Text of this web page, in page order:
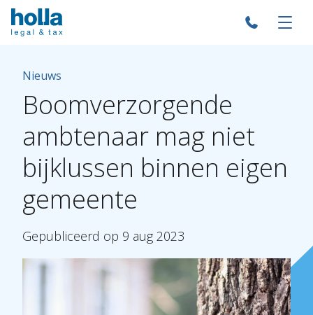
Nieuws
Boomverzorgende
ambtenaar mag niet
bijklussen binnen eigen
gemeente
Gepubliceerd op 9 aug 2023